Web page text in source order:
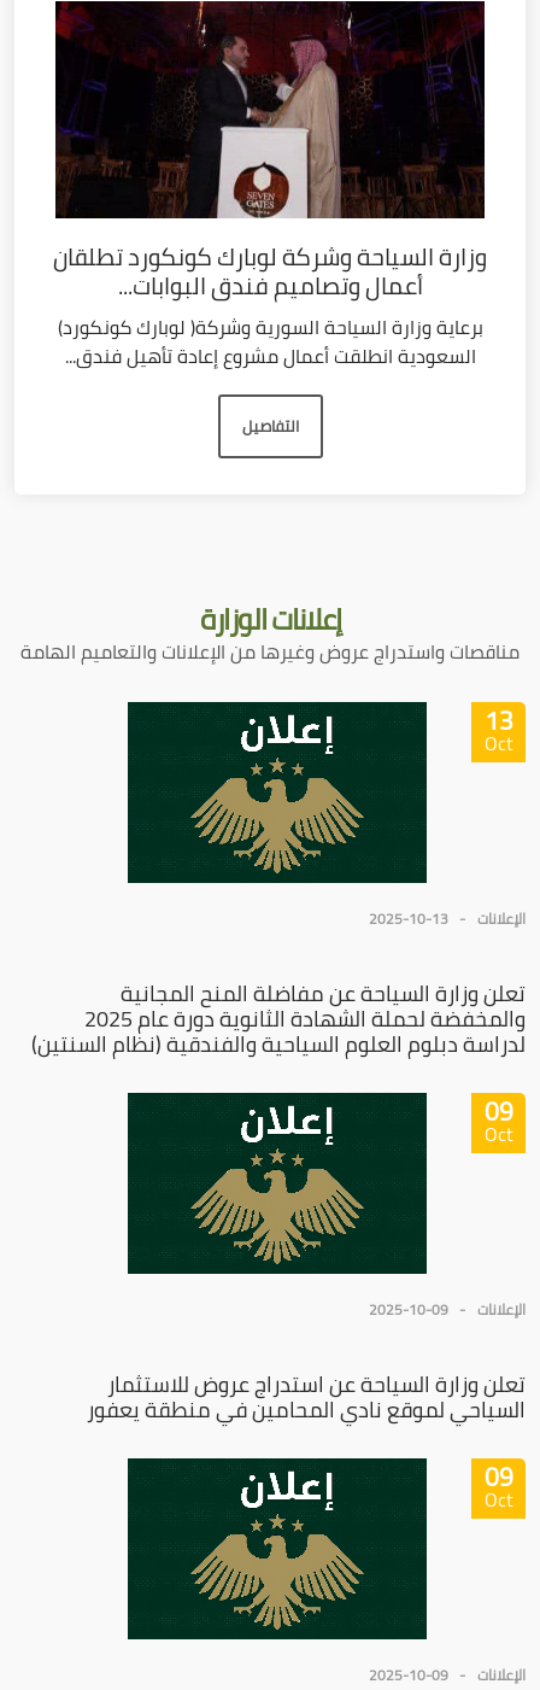
وزارة السياحة وشركة لوبارك كونكورد تطلقان
أعمال وتصاميم فندق البوابات...
برعاية وزارة السياحة السورية وشركة( لوبارك كونكورد)
السعودية انطلقت أعمال مشروع إعادة تأهيل فندق...
التفاصيل
إعلاناتالوزارة
مناقصات واستدراج عروض وغيرها من الإعلانات والتعاميم الهامة
13
Oct
الإعلانات 2025-10-13
تعلن وزارة السياحة عن مفاضلة المنح المجانية
والمخفضة لحملة الشهادة الثانوية دورة عام 2025
لدراسة دبلوم العلوم السياحية والفندقية (نظام السنتين)
09
Oct
الإعلانات 2025-10-09
تعلن وزارة السياحة عن استدراج عروض للاستثمار
السياحي لموقع نادي المحامين في منطقة يعفور
09
Oct
الإعلانات 2025-10-09